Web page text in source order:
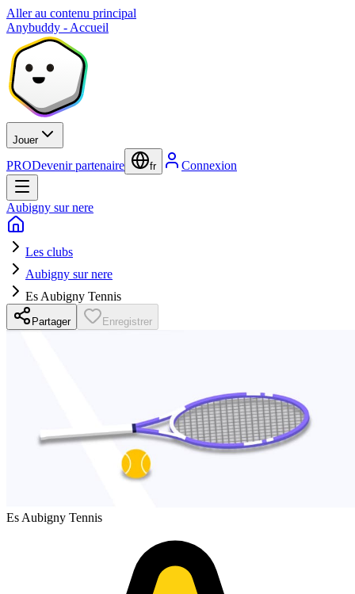
Aller au contenu principal
Anybuddy - Accueil
Jouer
PRODevenir partenaire fr Connexion
Aubigny sur nere
Les clubs
Aubigny sur nere
Es Aubigny Tennis
Partager Enregistrer
Es Aubigny Tennis